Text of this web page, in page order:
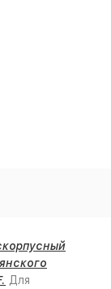
Для